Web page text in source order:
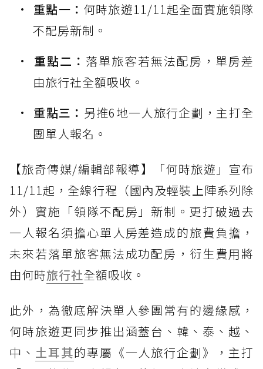
重點一： 何時旅遊11/11起全面實施領隊
不配房新制。
重點二： 落單旅客若無法配房，單房差
由旅行社全額吸收。
重點三： 另推6地一人旅行企劃，主打全
團單人報名。
【旅奇傳媒/編輯部報導】「何時旅遊」宣布
11/11起，全線行程（國內及輕裝上陣系列除
外）實施「領隊不配房」新制。更打破過去
一人報名須擔心單人房差造成的旅費負擔，
未來若落單旅客無法成功配房，衍生費用將
由何時旅行社全額吸收。
此外，為徹底解決單人參團常有的邊緣感，
何時旅遊更同步推出涵蓋台、韓、泰、越、
中、 土耳其的專屬《一人旅行企劃》，主打